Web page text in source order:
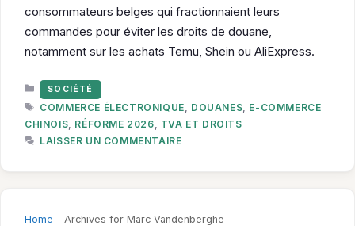
consommateurs belges qui fractionnaient leurs
commandes pour éviter les droits de douane,
notamment sur les achats Temu, Shein ou AliExpress.
CATÉGORIES
SOCIÉTÉ
ÉTIQUETTES
COMMERCE ÉLECTRONIQUE DOUANES E-COMMERCE
CHINOIS RÉFORME 2026
TVA ET DROITS
LAISSER UN COMMENTAIRE
Home - Archives for Marc Vandenberghe